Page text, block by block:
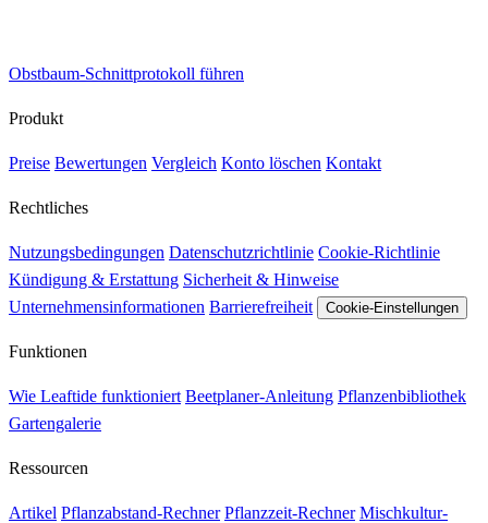
Obstbaum-Schnittprotokoll führen
Produkt
Preise Bewertungen Vergleich Konto löschen Kontakt
Rechtliches
Nutzungsbedingungen Datenschutzrichtlinie Cookie-Richtlinie
Kündigung & Erstattung Sicherheit & Hinweise
Unternehmensinformationen Barrierefreiheit Cookie-Einstellungen
Funktionen
Wie Leaftide funktioniert Beetplaner-Anleitung Pflanzenbibliothek
Gartengalerie
Ressourcen
Artikel Pflanzabstand-Rechner Pflanzzeit-Rechner Mischkultur-